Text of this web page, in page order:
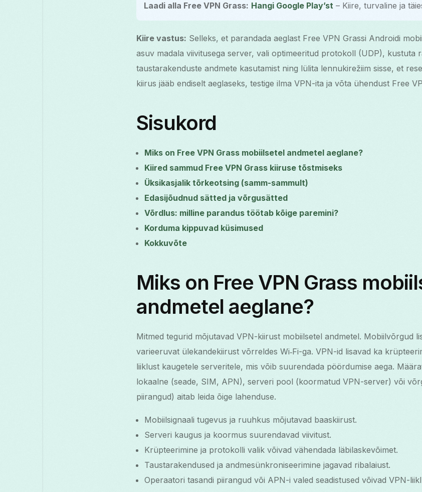
Laadi alla Free VPN Grass: Hangi Google Play’st – Kiire, turvaline ja
Kiire vastus: Selleks, et parandada aeglast Free VPN Grassi Androidi
asuv madala viivitusega server, vali optimeeritud protokoll (UDP), kustuta
taustarakenduste andmete kasutamist ning lülita lennukirežiim sisse, et
kiirus jääb endiselt aeglaseks, testige ilma VPN-ita ja võta ühendust Free
Sisukord
Miks on Free VPN Grass mobiilsetel andmetel aeglane?
Kiired sammud Free VPN Grass kiiruse tõstmiseks
Üksikasjalik tõrkeotsing (samm-sammult)
Edasijõudnud sätted ja võrgusätted
Võrdlus: milline parandus töötab kõige paremini?
Korduma kippuvad küsimused
Kokkuvõte
Miks on Free VPN Grass
andmetel aeglane?
Mitmed tegurid mõjutavad VPN-kiirust mobiilsetel andmetel. Mobiilvõrgud
varieeruvat ülekandekiirust võrreldes Wi‑Fi-ga. VPN-id lisavad ka
liiklust kaugetele serveritele, mis võib suurendada pöördumise aega.
lokaalne (seade, SIM, APN), serveri pool (koormatud VPN-server) või
piirangud) aitab leida õige lahenduse.
Mobiilsignaali tugevus ja ruuhkus mõjutavad baaskiirust.
Serveri kaugus ja koormus suurendavad viivitust.
Krüpteerimine ja protokolli valik võivad vähendada läbilaskevõimet.
Taustarakendused ja andmesünkroniseerimine jagavad ribalaiust.
Operaatori tasandi piirangud või APN-i valed seadistused võivad VPN-